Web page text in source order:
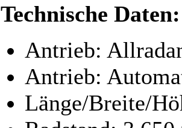
Technische Daten:
Antrieb:
Antrieb:
Länge/Breite/